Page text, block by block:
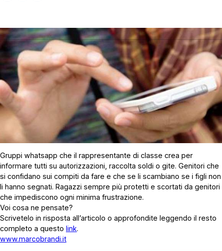
Gruppi whatsapp che il rappresentante di classe crea per
informare tutti su autorizzazioni, raccolta soldi o gite. Genitori che
si confidano sui compiti da fare e che se li scambiano se i figli non
li hanno segnati. Ragazzi sempre più protetti e scortati da genitori
che impediscono ogni minima frustrazione.
Voi cosa ne pensate?
Scrivetelo in risposta all’articolo o approfondite leggendo il resto
completo a questo link.
www.marcobrandi.it